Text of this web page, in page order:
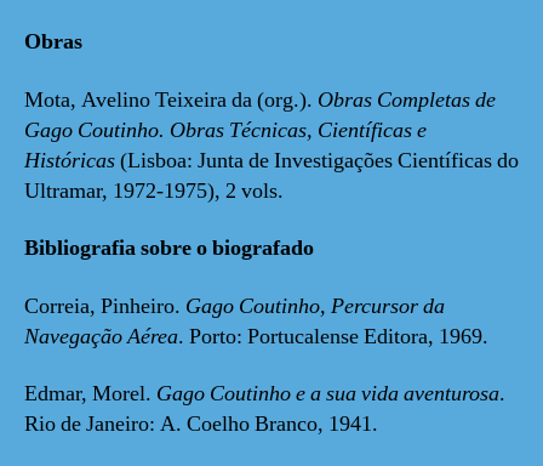
Obras
Mota, Avelino Teixeira da (org.). Obras Completas de
Gago Coutinho. Obras Técnicas, Científicas e
Históricas(Lisboa: Junta de Investigações Científicas do
Ultramar, 1972-1975), 2 vols.
Bibliografia sobre o biografado
Correia, Pinheiro. Gago Coutinho, Percursor da
Navegação Aérea. Porto: Portucalense Editora, 1969.
Edmar, Morel. Gago Coutinho e a sua vida aventurosa.
Rio de Janeiro: A. Coelho Branco, 1941.